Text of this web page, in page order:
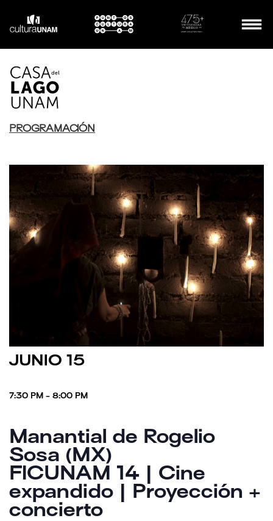
PROGRAMACIÓN
JUNIO 15
7:30 PM - 8:00 PM
Manantial de Rogelio
Sosa (MX)
FICUNAM 14 | Cine
expandido | Proyección +
concierto